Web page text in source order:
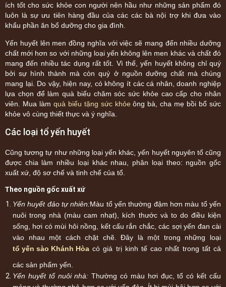
ích tốt cho sức khỏe con người nên hầu như những sản phẩm đó
luôn là sự ưu tiên hàng đầu của các các bà nội trợ khi đưa vào
khẩu phần ăn bổ dưỡng cho gia đình.
Yến huyết lên men đồng nghĩa với việc sẽ mang đến nhiều dưỡng
chất mới hơn so với những loại yến không lên men khác và chất đó
mang đến nhiều tác dụng rất tốt. Vì thế, yến huyết không chỉ quý
bởi sự hình thành mà còn quý ở nguồn dưỡng chất mà chúng
mang lại. Do vậy, hiện nay, có không ít các cá nhân, doanh nghiệp
lựa chọn để làm quà biếu chăm sóc sức khỏe cao cấp cho nhân
viên. Mua làm quà biếu tặng sức khỏe ông bà, cha mẹ bồi bổ sức
khỏe vô cùng thiết thực và ý nghĩa.
Các loại tổ yến huyết
Cũng tương tự như những loại yến khác, yến huyết nguyên tổ cũng
được chia làm nhiều loại khác nhau, phân loại theo: nguồn gốc
xuất xứ, độ sơ chế và tinh chế của tổ.
Theo nguồn gốc xuất xứ
Yến huyết đảo tự nhiên:Màu tổ yến thường đậm hơn màu tổ yến
nuôi trong nhà (màu cam nhạt), kích thước và to do điều kiện
sống, hơi có mùi hôi nồng, kết cấu rắn chắc, các sợi yến đan cài
vào nhau một cách chặt chẽ. Đây là một trong những loại
tổ yến sào Khánh Hòa có giá trị kinh tế cao nhất trong tất cả
các sản phẩm yến.
Yến huyết tổ nuôi nhà: Thường có màu hơi đục, tổ có kết cấu